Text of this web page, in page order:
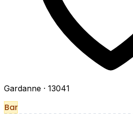
Gardanne · 13041
Bar